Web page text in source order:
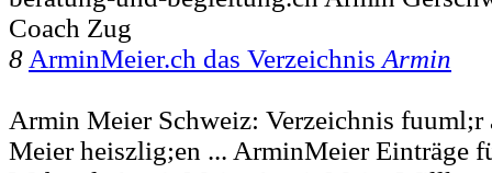
Coach Zug
8 ArminMeier.ch das Verzeichnis Armin
Armin Meier Schweiz: Verzeichnis
Meier heiszlig;en ... ArminMeier Einträge